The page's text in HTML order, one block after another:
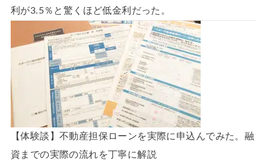
利が3.5％と驚くほど低金利だった。
【体験談】不動産担保ローンを実際に申込んでみた。融
資までの実際の流れを丁寧に解説